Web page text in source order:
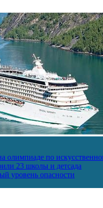
олимпиаде по
23 школы и детсада
уровень опасности